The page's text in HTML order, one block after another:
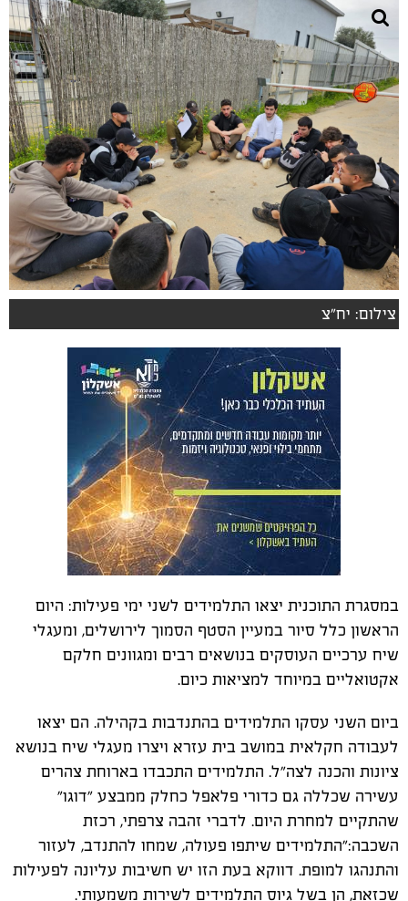
צילום: יח"צ
במסגרת התוכנית יצאו התלמידים לשני ימי פעילות: היום
הראשון כלל סיור במעיין הסטף הסמוך לירושלים, ומעגלי
שיח ערכיים העוסקים בנושאים רבים ומגוונים חלקם
אקטואליים במיוחד למציאות כיום.
ביום השני עסקו התלמידים בהתנדבות בקהילה. הם יצאו
לעבודה חקלאית במושב בית עזרא ויצרו מעגלי שיח בנושא
ציונות והכנה לצה"ל. התלמידים התכבדו בארוחת צהרים
עשירה שכללה גם כדורי פלאפל כחלק ממבצע "דוגו"
שהתקיים למחרת היום. לדברי זהבה צרפתי, רכזת
השכבה:"התלמידים שיתפו פעולה, שמחו להתנדב, לעזור
והתנהגו למופת. דווקא בעת הזו יש חשיבות עליונה לפעילות
שכזאת, הן בשל גיוס התלמידים לשירות משמעותי.